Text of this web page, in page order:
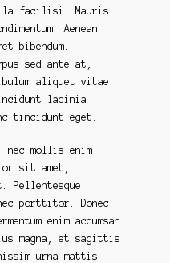
facilisi. Mauris
Aenean
bibendum.
sed ante at,
aliquet vitae
lacinia
tincidunt eget.
mollis enim
sit amet,
Pellentesque
porttitor. Donec
enim accumsan
magna, et sagittis
urna mattis